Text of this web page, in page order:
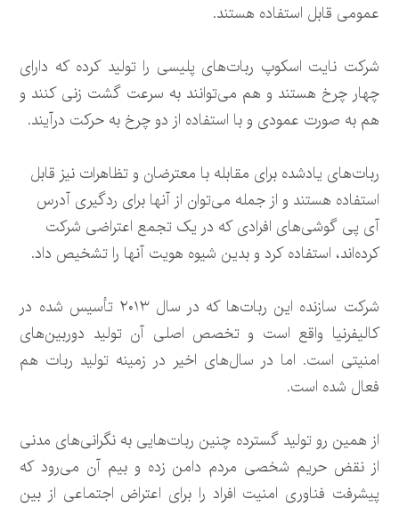
عمومی قابل استفاده هستند.
شرکت نایت اسکوپ ربات‌های پلیسی را تولید کرده که دارای
چهار چرخ هستند و هم می‌توانند به سرعت گشت زنی کنند و
هم به صورت عمودی و با استفاده از دو چرخ به حرکت درآیند.
ربات‌های یادشده برای مقابله با معترضان و تظاهرات نیز قابل
استفاده هستند و از جمله می‌توان از آنها برای ردگیری آدرس
آی پی گوشی‌های افرادی که در یک تجمع اعتراضی شرکت
کرده‌اند، استفاده کرد و بدین شیوه هویت آنها را تشخیص داد.
شرکت سازنده این ربات‌ها که در سال ۲۰۱۳ تأسیس شده در
کالیفرنیا واقع است و تخصص اصلی آن تولید دوربین‌های
امنیتی است. اما در سال‌های اخیر در زمینه تولید ربات هم
فعال شده است.
از همین رو تولید گسترده چنین ربات‌هایی به نگرانی‌های مدنی
از نقض حریم شخصی مردم دامن زده و بیم آن می‌رود که
پیشرفت فناوری امنیت افراد را برای اعتراض اجتماعی از بین